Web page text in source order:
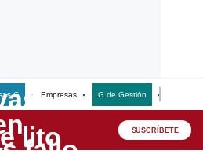
G Empresas G de Gestión
SUSCRÍBETE